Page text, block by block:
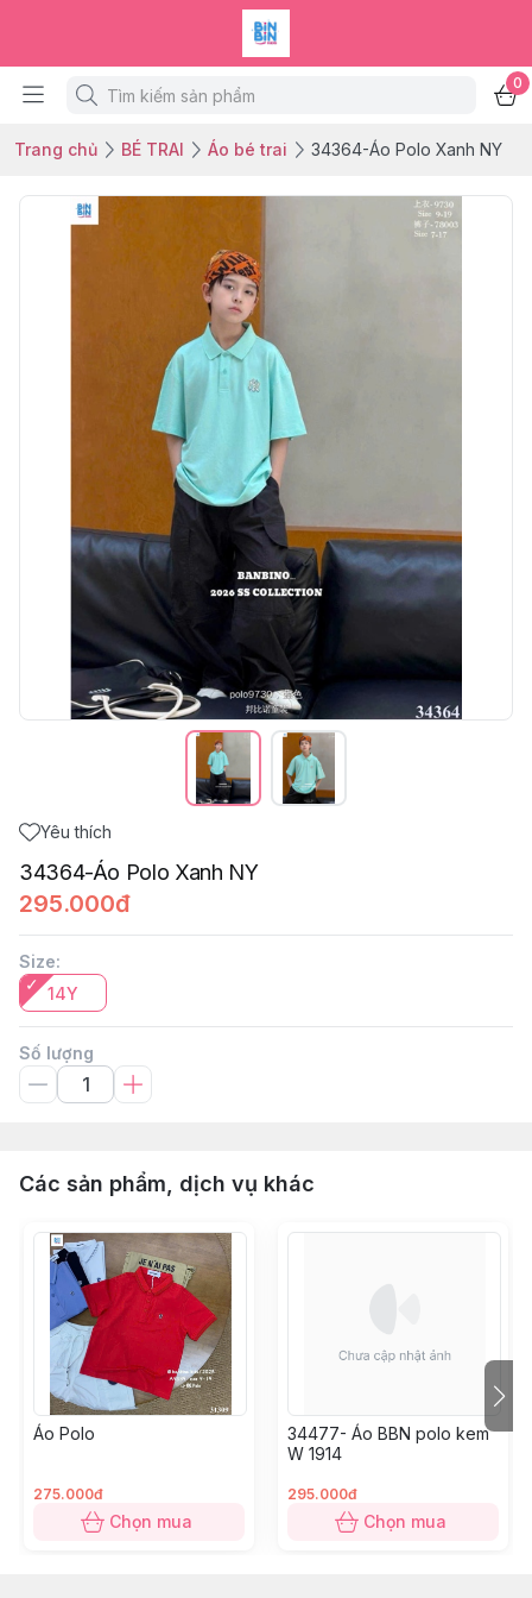
0
Trang chủ BÉ TRAI Áo bé trai 34364-Áo Polo Xanh NY
Yêu thích
34364-Áo Polo Xanh NY
295.000đ
Size:
14Y
Số lượng
Các sản phẩm, dịch vụ khác
Áo Polo
275.000đ
Chọn mua
34477- Áo BBN polo kem
W 1914
295.000đ
Chọn mua